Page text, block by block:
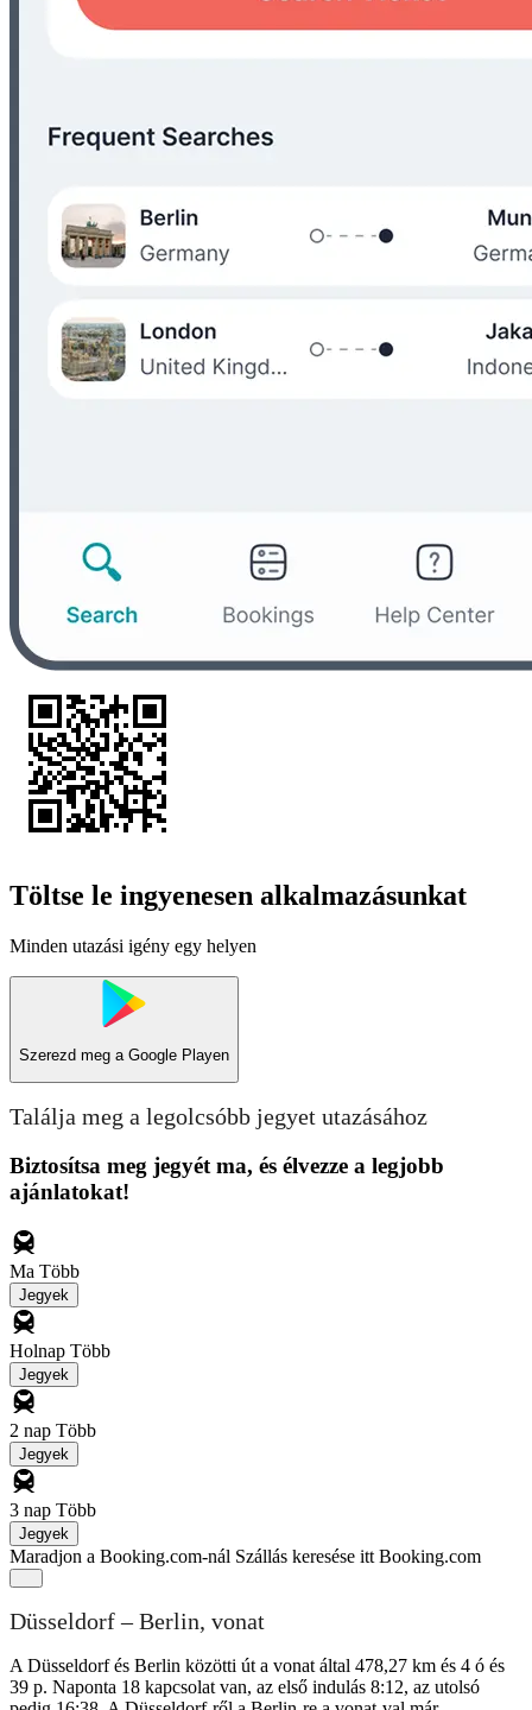
Töltse le ingyenesen alkalmazásunkat
Minden utazási igény egy helyen
Szerezd meg a Google Playen
Találja meg a legolcsóbb jegyet utazásához
Biztosítsa meg jegyét ma, és élvezze a legjobb
ajánlatokat!
Ma Több
Jegyek
Holnap Több
Jegyek
2 nap Több
Jegyek
3 nap Több
Jegyek
Maradjon a Booking.com-nál Szállás keresése itt Booking.com
Düsseldorf – Berlin, vonat
A Düsseldorf és Berlin közötti út a vonat által 478,27 km és 4 ó és
39 p. Naponta 18 kapcsolat van, az első indulás 8:12, az utolsó